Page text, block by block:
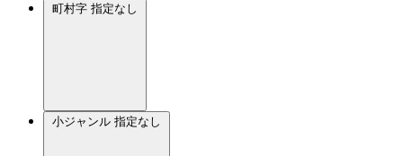
町村字 指定なし
小ジャンル 指定なし